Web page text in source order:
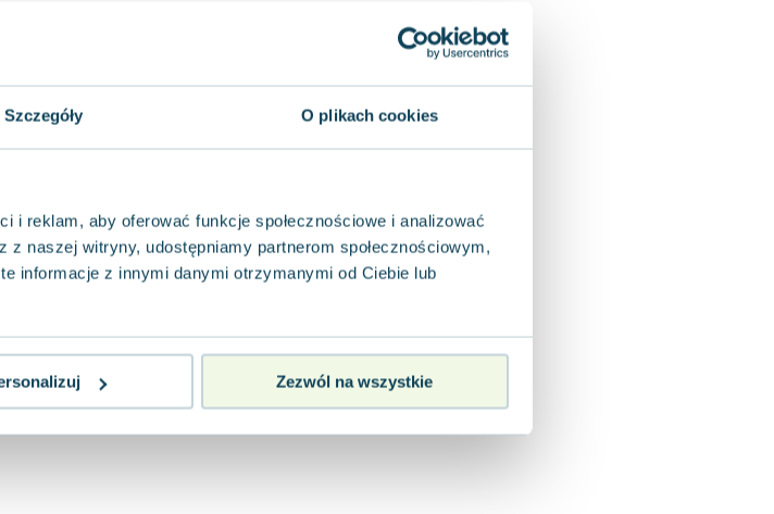
Szczegóły O plikach cookies
i reklam, aby oferować funkcje społecznościowe i analizować
naszej witryny, udostępniamy partnerom społecznościowym,
informacje z innymi danymi otrzymanymi od Ciebie lub
Zezwól na wszystkie